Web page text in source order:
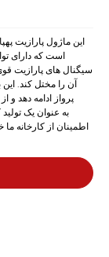
سیگنال های پارازیت
آن را مختل کند.
پرواز ادامه دهد
اطمینان از کارخانه